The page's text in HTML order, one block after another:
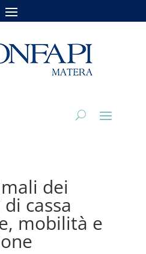
dei
cassa
mobilità e